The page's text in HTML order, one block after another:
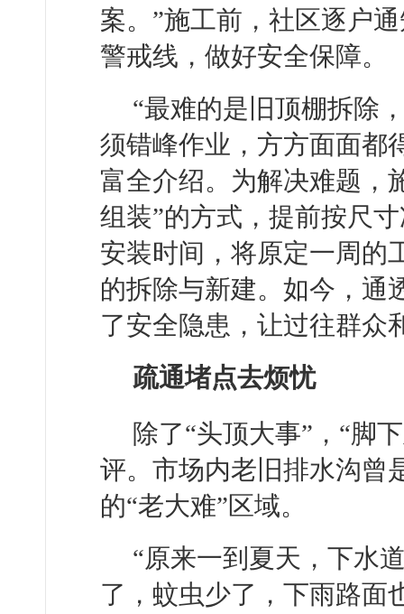
案。”施工前，社区逐户
警戒线，做好安全保障。
“最难的是旧顶棚拆除
须错峰作业，方方面面都
富全介绍。为解决难题，
组装”的方式，提前按尺
安装时间，将原定一周的
的拆除与新建。如今，通
了安全隐患，让过往群众
疏通堵点去烦忧
除了“头顶大事”，“脚
评。市场内老旧排水沟曾
的“老大难”区域。
“原来一到夏天，下水
了，蚊虫少了，下雨路面